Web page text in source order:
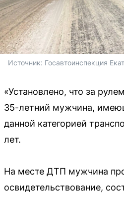
Источник: Госавтоинспекция
«Установлено, что за
35-летний мужчина,
данной категорией
лет.
На месте ДТП мужчина
освидетельствование,